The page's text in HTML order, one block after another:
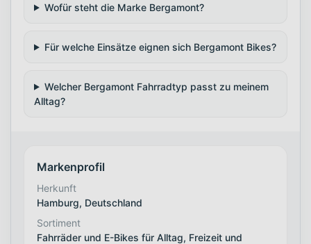
Wofür steht die Marke Bergamont?
Für welche Einsätze eignen sich Bergamont Bikes?
Welcher Bergamont Fahrradtyp passt zu meinem
Alltag?
Markenprofil
Herkunft
Hamburg, Deutschland
Sortiment
Fahrräder und E-Bikes für Alltag, Freizeit und